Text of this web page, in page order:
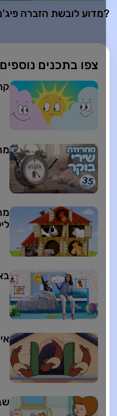
צפו בתכנים נוספים
בא
לובשת הזברה פיג'מה